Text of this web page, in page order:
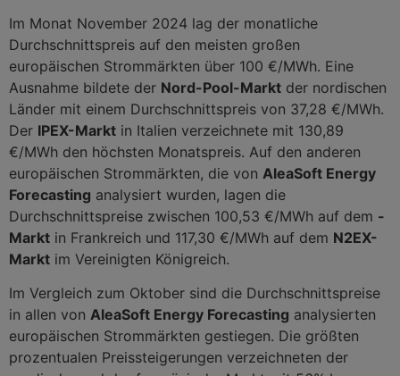
Im Monat November 2024 lag der monatliche
Durchschnittspreis auf den meisten großen
europäischen Strommärkten über 100 €/MWh. Eine
Ausnahme bildete der Nord-Pool-Markt der nordischen
Länder mit einem Durchschnittspreis von 37,28 €/MWh.
Der IPEX-Markt in Italien verzeichnete mit 130,89
€/MWh den höchsten Monatspreis. Auf den anderen
europäischen Strommärkten, die von AleaSoft Energy
Forecasting analysiert wurden, lagen die
Durchschnittspreise zwischen 100,53 €/MWh auf dem -
Markt in Frankreich und 117,30 €/MWh auf dem N2EX-
Markt im Vereinigten Königreich.
Im Vergleich zum Oktober sind die Durchschnittspreise
in allen von AleaSoft Energy Forecasting analysierten
europäischen Strommärkten gestiegen. Die größten
prozentualen Preissteigerungen verzeichneten der